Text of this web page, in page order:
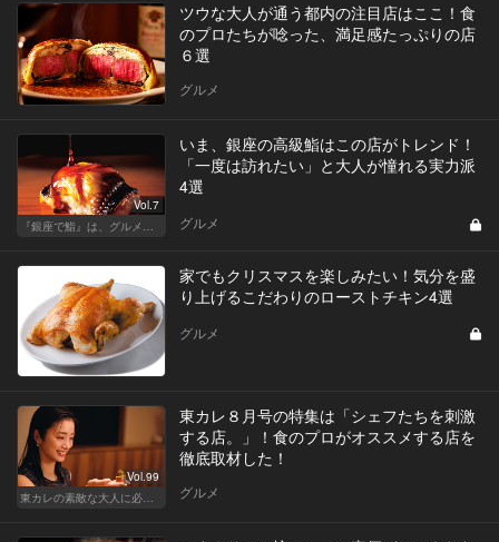
ツウな大人が通う都内の注目店はここ！食
のプロたちが唸った、満足感たっぷりの店
６選
グルメ
Vol.7
『銀座で鮨』は、グルメな大人のたしなみだ
いま、銀座の高級鮨はこの店がトレンド！
「一度は訪れたい」と大人が憧れる実力派
4選
グルメ
家でもクリスマスを楽しみたい！気分を盛
り上げるこだわりのローストチキン4選
グルメ
Vol.99
東カレの素敵な大人に必要なこと
東カレ８月号の特集は「シェフたちを刺激
する店。」！食のプロがオススメする店を
徹底取材した！
グルメ